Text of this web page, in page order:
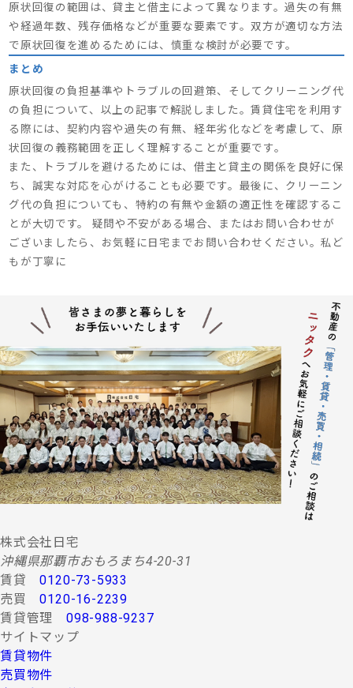
原状回復の範囲は、貸主と借主によって異なります。過失の有無
や経過年数、残存価格などが重要な要素です。双方が適切な方法
で原状回復を進めるためには、慎重な検討が必要です。
まとめ
原状回復の負担基準やトラブルの回避策、そしてクリーニング代
の負担について、以上の記事で解説しました。賃貸住宅を利用す
る際には、契約内容や過失の有無、経年劣化などを考慮して、原
状回復の義務範囲を正しく理解することが重要です。
また、トラブルを避けるためには、借主と貸主の関係を良好に保
ち、誠実な対応を心がけることも必要です。最後に、クリーニン
グ代の負担についても、特約の有無や金額の適正性を確認するこ
とが大切です。 疑問や不安がある場合、またはお問い合わせが
ございましたら、お気軽に日宅までお問い合わせください。私ど
もが丁寧に
株式会社日宅
沖縄県那覇市おもろまち4-20-31
賃貸0120-73-5933
売買0120-16-2239
賃貸管理 098-988-9237
サイトマップ
賃貸物件
売買物件